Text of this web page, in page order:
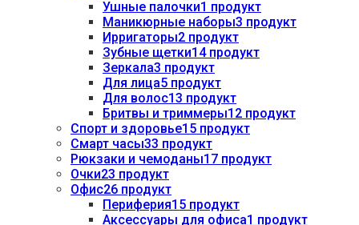
Ушные палочки1 продукт
Маникюрные наборы3 продукт
Ирригаторы2 продукт
Зубные щетки14 продукт
Зеркала3 продукт
Для лица5 продукт
Для волос13 продукт
Бритвы и триммеры12 продукт
Спорт и здоровье15 продукт
Смарт часы33 продукт
Рюкзаки и чемоданы17 продукт
Очки23 продукт
Офис26 продукт
Периферия15 продукт
Аксессуары для офиса1 продукт